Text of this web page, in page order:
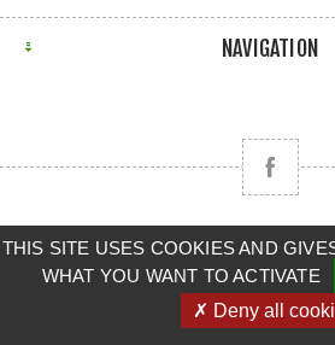
NAVIGATION
Copyright © 2026 CLAAS
réservés.
Powered by
THIS SITE USES COOKIES AND
WHAT YOU WANT TO ACTIVATE
✗ Deny all